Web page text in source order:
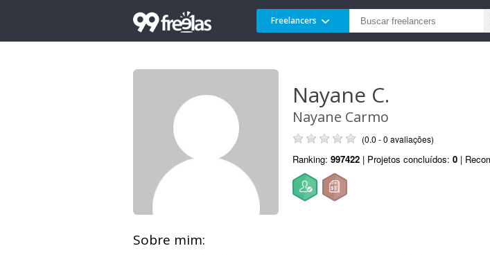
Freelancers
Nayane C.
Nayane Carmo
(0.0 - 0 avaliações)
Ranking: 997422 | Projetos concluídos: 0 |
Sobre mim: